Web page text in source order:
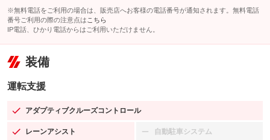
※無料電話をご利用の場合は、販売店へお客様の電話番号が通知されます。無料電話
番号ご利用の際の注意点は こちら
IP電話、ひかり電話からはご利用いただけません。
装備
運転支援
アダプティブクルーズコントロール
：装備あり
レーンアシスト
：装備あり 自動駐車システム
：装備なし